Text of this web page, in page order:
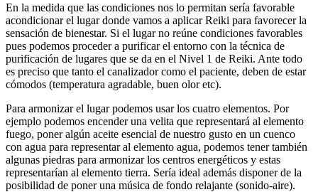
En la medida que las condiciones nos lo permitan sería favorable
acondicionar el lugar donde vamos a aplicar Reiki para favorecer la
sensación de bienestar. Si el lugar no reúne condiciones favorables
pues podemos proceder a purificar el entorno con la técnica de
purificación de lugares que se da en el Nivel 1 de Reiki. Ante todo
es preciso que tanto el canalizador como el paciente, deben de estar
cómodos (temperatura agradable, buen olor etc).
Para armonizar el lugar podemos usar los cuatro elementos. Por
ejemplo podemos encender una velita que representará al elemento
fuego, poner algún aceite esencial de nuestro gusto en un cuenco
con agua para representar al elemento agua, podemos tener también
algunas piedras para armonizar los centros energéticos y estas
representarían al elemento tierra. Sería ideal además disponer de la
posibilidad de poner una música de fondo relajante (sonido-aire).